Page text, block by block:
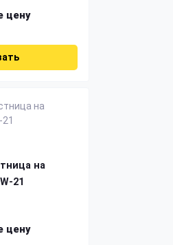
цену
на
21
цену